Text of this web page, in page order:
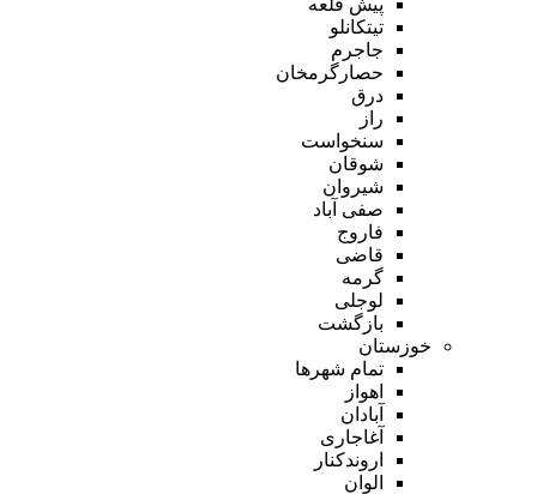
تیتکانلو
جاجرم
حصارگرمخان
درق
راز
سنخواست
شوقان
شیروان
صفی آباد
فاروج
قاضی
گرمه
لوجلی
بازگشت
خوزستان
تمام شهر‌ها
اهواز
آبادان
آغاجاری
اروندکنار
الوان